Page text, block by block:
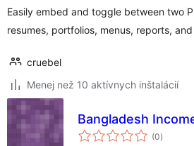
Easily embed and toggle between two
resumes, portfolios, menus, reports,
cruebel
Menej než 10 aktívnych inštalácií
Bangladesh
(0celkové
)